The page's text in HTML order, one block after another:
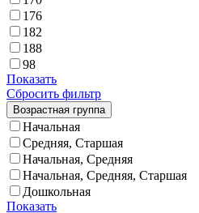
176
182
188
98
Показать
Сбросить фильтр
Возрастная группа
Начальная
Средняя, Старшая
Начальная, Средняя
Начальная, Средняя, Старшая
Дошкольная
Показать